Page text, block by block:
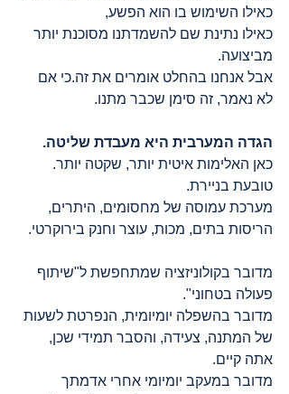
כאילו השימוש בו הוא הפשע,
כאילו נתינת שם להשמדתנו מסוכנת יותר
מביצועה.
אבל אנחנו בהחלט אומרים את זה.כי אם
לא נאמר, זה סימן שכבר מתנו.
הגדה המערבית היא מעבדת שליטה.
כאן האלימות איטית יותר, שקטה יותר.
טובעת בניירת.
מערכת עמוסה של מחסומים, היתרים,
הריסות בתים, מכות, עוצר וחנק בירוקרטי.
מדובר בקולוניזציה שמתחפשת ל"שיתוף
פעולה בטחוני".
מדובר בהשפלה יומיומית, הנפרטת לשעות
של המתנה, צעידה, והסבר תמידי שכן,
אתה קיים.
מדובר במעקב יומיומי אחרי אדמתך